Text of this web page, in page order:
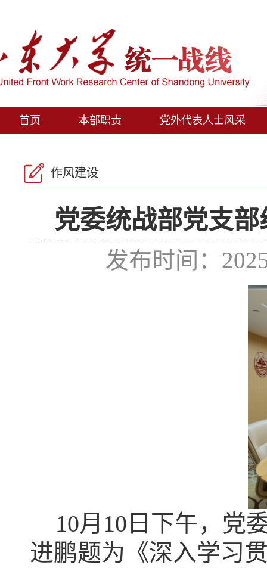
首页 本部职责 党外代表人士风采
作风建设
党委统战部党支
发布时间：
10月10日下午，党
进鹏题为《深入学习